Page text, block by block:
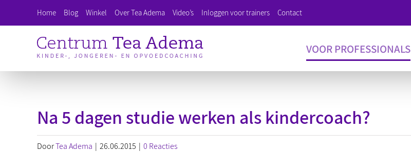
naar
Home Blog Winkel Over Tea Adema Video’s Inloggen voor trainers Contact
VOOR PROFESSIONALS
Na 5 dagen studie werken als kindercoach?
DoorTea Adema | 26.06.2015 | 0 Reacties